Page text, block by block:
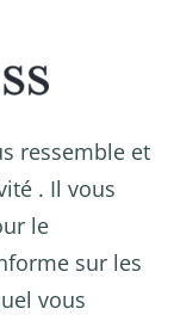
ressemble et
. Il vous
le
sur les
vous